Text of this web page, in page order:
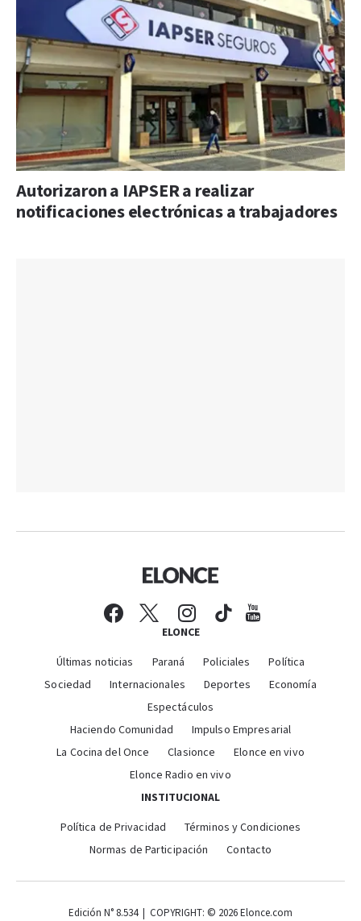
Autorizaron a IAPSER a realizar
notificaciones electrónicas a trabajadores
ELONCE
Últimas noticias Paraná Policiales
Política
Sociedad
Internacionales Deportes
Economía
Espectáculos
Haciendo Comunidad
Impulso Empresarial
La Cocina del Once
Clasionce
Elonce en vivo
Elonce Radio en vivo
INSTITUCIONAL
Política de Privacidad
Términos y Condiciones
Normas de Participación
Contacto
Edición N° 8.534 | COPYRIGHT: © 2026 Elonce.com